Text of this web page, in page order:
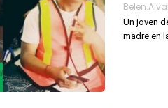
Un joven
madre en